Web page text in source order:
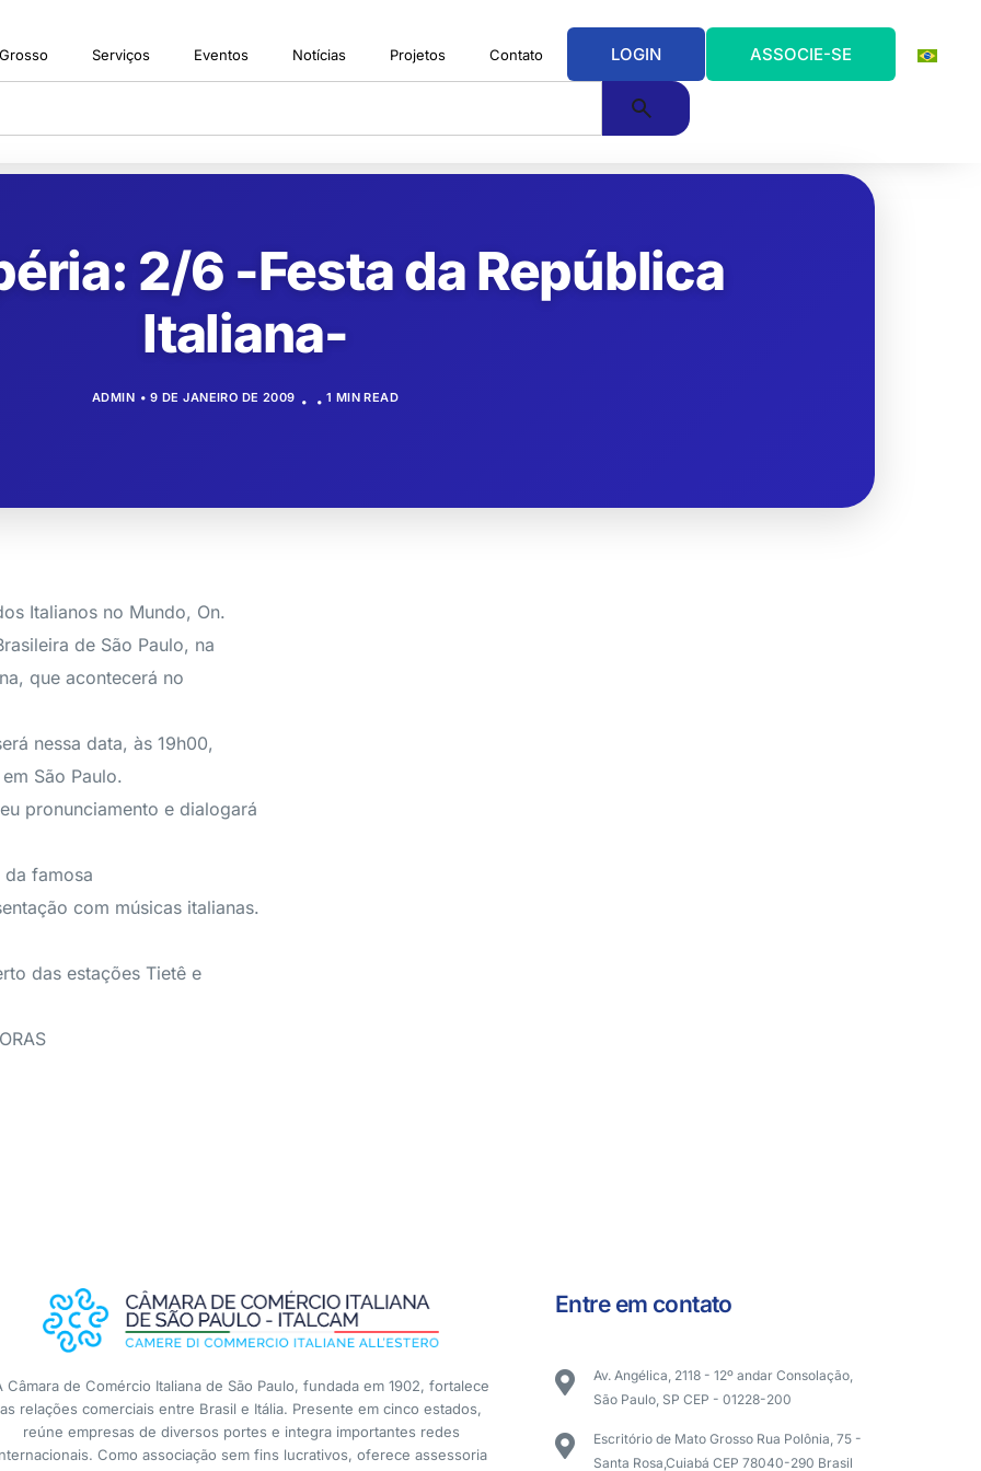
Serviços Eventos Notícias Projetos Contato LOGIN ASSOCIE-SE
2/6 -Festa da República
Italiana-
ADMIN 9 DE JANEIRO DE 2009 1 MIN READ
Italianos no Mundo, On.
de São Paulo, na
que acontecerá no
nessa data, às 19h00,
São Paulo.
pronunciamento e dialogará
famosa
com músicas italianas.
das estações Tietê e
Câmara de Comércio Italiana de São Paulo, fundada em 1902, fortalece
as relações comerciais entre Brasil e Itália. Presente em cinco estados,
reúne empresas de diversos portes e integra importantes redes
Como associação sem fins lucrativos, oferece assessoria
Entre em contato
Av. Angélica, 2118 - 12º andar Consolação,
São Paulo, SP CEP - 01228-200
Escritório de Mato Grosso Rua Polônia, 75 -
Santa Rosa,Cuiabá CEP 78040-290 Brasil